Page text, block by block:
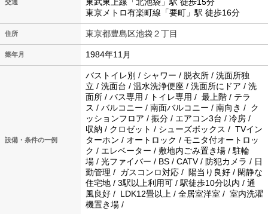
交通
東京メトロ有楽町線「要町」駅 徒歩16分
住所 東京都豊島区池袋２丁目
築年月 1984年11月
設備・条件の一例
バストイレ別 / シャワー / 脱衣所 / 洗面所独
立 / 洗面台 / 温水洗浄便座 / 洗面所にドア / 洗
面所 / バス専用 / トイレ専用 / 最上階 / テラ
ス / バルコニー / 南面バルコニー / 南向き / ク
ッションフロア / 振分 / エアコン3台 / 冷房 /
収納 / クロゼット / シューズボックス / TVイン
ターホン / オートロック / モニタ付オートロッ
ク / エレベーター / 敷地内ごみ置き場 / 駐輪
場 / 光ファイバー / BS / CATV / 防犯カメラ / 日
勤管理 / ガスコンロ対応 / 陽当り良好 / 閑静な
住宅地 / 3駅以上利用可 / 駅徒歩10分以内 / 通
風良好 / LDK12畳以上 / 全居室洋室 / 室内洗濯
機置き場 /